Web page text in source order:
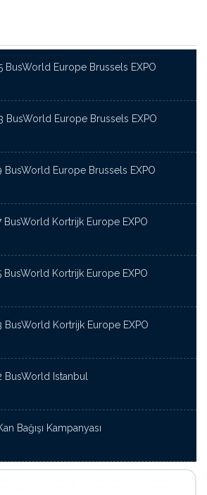
BusWorld Europe Brussels EXPO
BusWorld Europe Brussels EXPO
Plastenltd 2019 BusWorld Europe Brussels EXPO
BusWorld Kortrijk Europe EXPO
BusWorld Kortrijk Europe EXPO
BusWorld Kortrijk Europe EXPO
BusWorld Istanbul
Bağışı Kampanyası